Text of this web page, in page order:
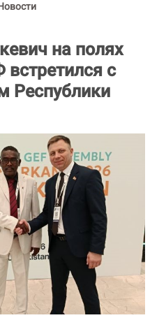
на полях
с
Республики